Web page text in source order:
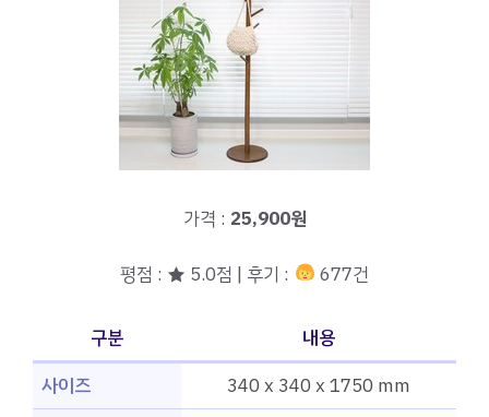
가격 : 25,900원
평점 : ★ 5.0점 | 후기 : 677건
구분
내용
사이즈
340 x 340 x 1750 mm